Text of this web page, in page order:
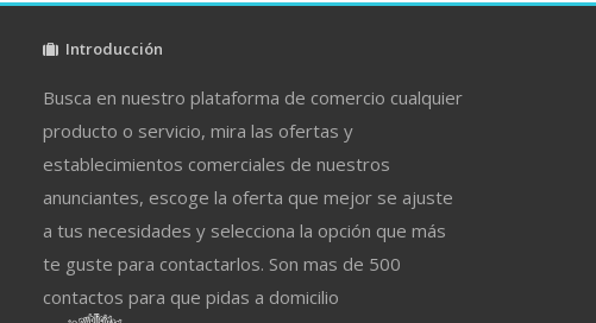
Introducción
Busca en nuestro plataforma de comercio cualquier
producto o servicio, mira las ofertas y
establecimientos comerciales de nuestros
anunciantes, escoge la oferta que mejor se ajuste
a tus necesidades y selecciona la opción que más
te guste para contactarlos. Son mas de 500
contactos para que pidas a domicilio